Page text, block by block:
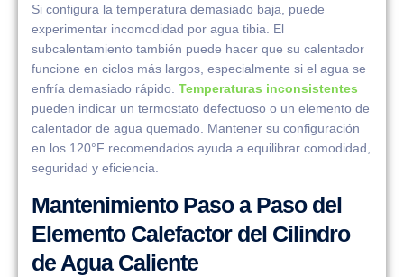
Si configura la temperatura demasiado baja, puede
experimentar incomodidad por agua tibia. El
subcalentamiento también puede hacer que su calentador
funcione en ciclos más largos, especialmente si el agua se
enfría demasiado rápido. Temperaturas inconsistentes
pueden indicar un termostato defectuoso o un elemento de
calentador de agua quemado. Mantener su configuración
en los 120°F recomendados ayuda a equilibrar comodidad,
seguridad y eficiencia.
Mantenimiento Paso a Paso del
Elemento Calefactor del Cilindro
de Agua Caliente